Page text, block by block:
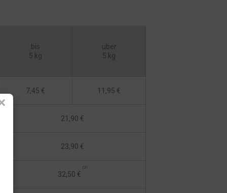
bis
5 kg
über
5 kg
7,45 € 11,95 €
21,90 €
23,90 €
32,50 €
(2)